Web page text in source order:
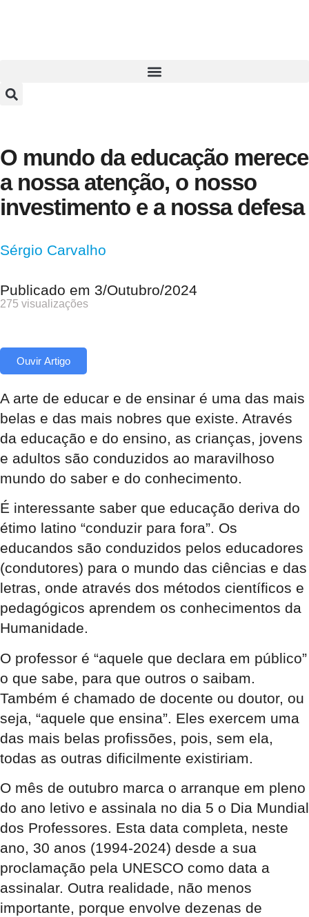
O mundo da educação merece
a nossa atenção, o nosso
investimento e a nossa defesa
Sérgio Carvalho
Publicado em 3/Outubro/2024
275 visualizações
Ouvir Artigo
A arte de educar e de ensinar é uma das mais
belas e das mais nobres que existe. Através
da educação e do ensino, as crianças, jovens
e adultos são conduzidos ao maravilhoso
mundo do saber e do conhecimento.
É interessante saber que educação deriva do
étimo latino “conduzir para fora”. Os
educandos são conduzidos pelos educadores
(condutores) para o mundo das ciências e das
letras, onde através dos métodos científicos e
pedagógicos aprendem os conhecimentos da
Humanidade.
O professor é “aquele que declara em público”
o que sabe, para que outros o saibam.
Também é chamado de docente ou doutor, ou
seja, “aquele que ensina”. Eles exercem uma
das mais belas profissões, pois, sem ela,
todas as outras dificilmente existiriam.
O mês de outubro marca o arranque em pleno
do ano letivo e assinala no dia 5 o Dia Mundial
dos Professores. Esta data completa, neste
ano, 30 anos (1994-2024) desde a sua
proclamação pela UNESCO como data a
assinalar. Outra realidade, não menos
importante, porque envolve dezenas de